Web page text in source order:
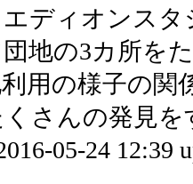
ディオンス
地の3カ所を
用の様子の関
さんの発見
05-24 12:39